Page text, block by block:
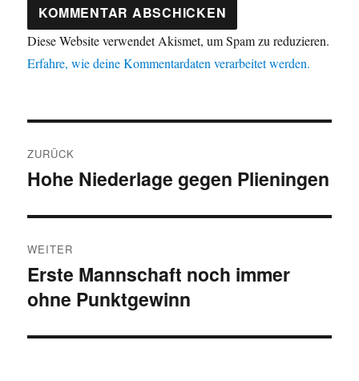
Diese Website verwendet Akismet, um Spam zu reduzieren.
Erfahre, wie deine Kommentardaten verarbeitet werden.
ZURÜCK
Vorheriger
Hohe Niederlage gegen Plieningen
WEITER
Nächster
Beitrag:
Erste Mannschaft noch immer
ohne Punktgewinn